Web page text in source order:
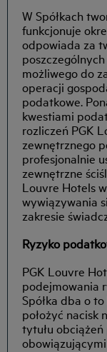
W Spółkach
funkcjonuje
odpowiada za
możliwego do
operacji
podatkowe.
kwestiami
rozliczeń PGK
zewnętrznego
profesjonalnie
zewnętrzne
Louvre Hotels
wywiązywania
zakresie
Ryzyko
PGK Louvre
podejmowania
Spółka dba o
położyć nacisk
tytułu